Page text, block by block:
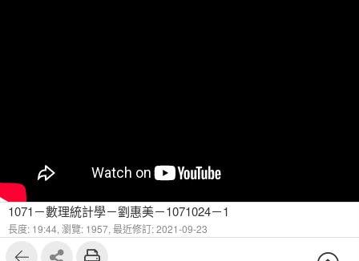
1071－數理統計學－劉惠美－1071024－1
長度: 19:44, 瀏覽: 1957, 最近修訂: 2021-09-23